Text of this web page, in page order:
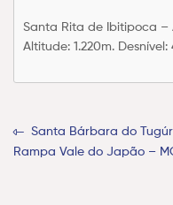
Santa Rita de Ibitipoca –
Altitude: 1.220m.
Santa Bárbara do
Rampa Vale do Japão –